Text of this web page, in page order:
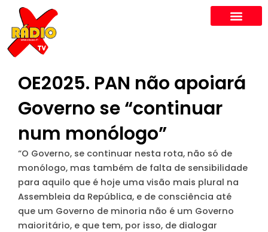
content
OE2025. PAN não apoiará
Governo se “continuar
num monólogo”
“O Governo, se continuar nesta rota, não só de
monólogo, mas também de falta de sensibilidade
para aquilo que é hoje uma visão mais plural na
Assembleia da República, e de consciência até
que um Governo de minoria não é um Governo
maioritário, e que tem, por isso, de dialogar